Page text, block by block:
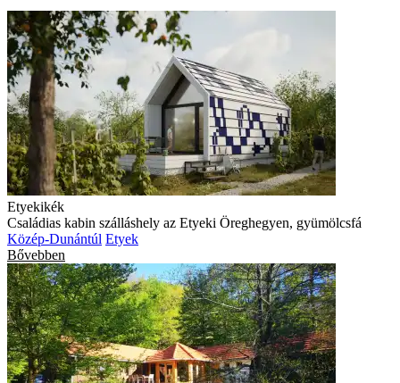
Etyekikék
Családias kabin szálláshely az Etyeki Öreghegyen, gyümölcsfá
Közép-Dunántúl Etyek
Bővebben